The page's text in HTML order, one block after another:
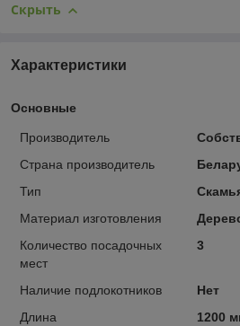
Скрыть
Характеристики
Основные
Производитель
Страна производитель
Тип
Материал изготовления
Количество посадочных
мест
3
Наличие подлокотников
Нет
Длина
1200